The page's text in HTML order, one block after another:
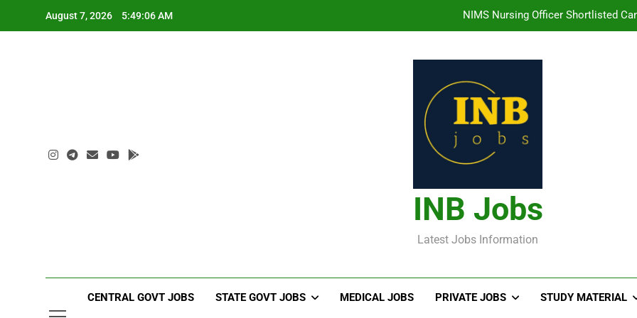
August 7, 2026 5:49:07 AM NIMS Nursing Officer Shortlisted
NIMS Nursing Officer Shortlisted
INB Jobs
Latest Jobs Information
CENTRAL GOVT JOBS STATE GOVT JOBS MEDICAL JOBS PRIVATE JOBS STUDY MATERIAL